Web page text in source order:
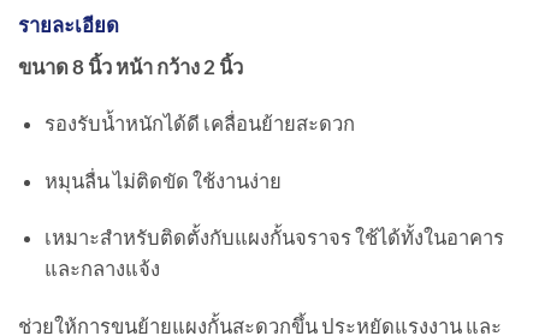
รายละเอียด
ขนาด 8 นิ้ว หน้า กว้าง 2 นิ้ว
รองรับน้ำหนักได้ดี เคลื่อนย้ายสะดวก
หมุนลื่น ไม่ติดขัด ใช้งานง่าย
เหมาะสำหรับติดตั้งกับแผงกั้นจราจร ใช้ได้ทั้งในอาคาร
และกลางแจ้ง
ช่วยให้การขนย้ายแผงกั้นสะดวกขึ้น ประหยัดแรงงาน และ